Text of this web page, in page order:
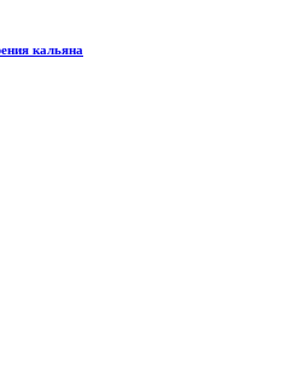
кальяна